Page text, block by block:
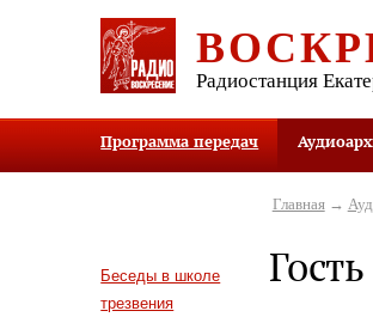
Радиостанция
Программа передач
Беседы в школе
трезвения
Главная→